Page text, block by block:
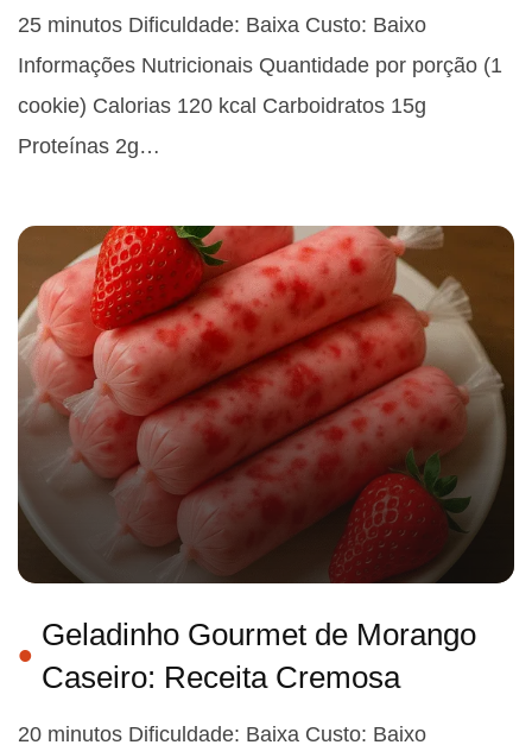
25 minutos Dificuldade: Baixa Custo: Baixo
Informações Nutricionais Quantidade por porção (1
cookie) Calorias 120 kcal Carboidratos 15g
Proteínas 2g…
Geladinho Gourmet de Morango
Caseiro: Receita Cremosa
20 minutos Dificuldade: Baixa Custo: Baixo